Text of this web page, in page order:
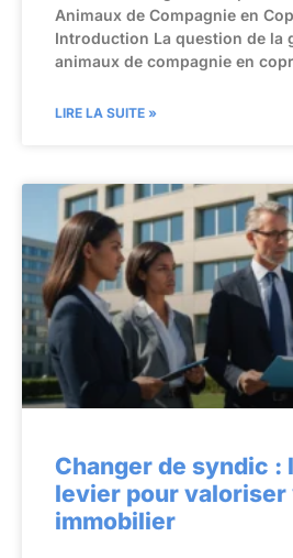
Animaux de Compagnie en
Introduction La question de la
animaux de compagnie en
LIRE LA SUITE »
Changer de syndic :
levier pour valoriser
immobilier